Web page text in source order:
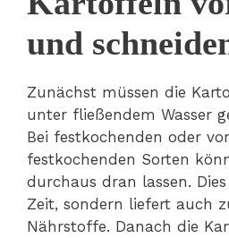
und
Zunächst müssen die
unter fließendem Wasser
Bei festkochenden oder
festkochenden Sorten
durchaus dran lassen.
Zeit, sondern liefert auch
Nährstoffe. Danach die